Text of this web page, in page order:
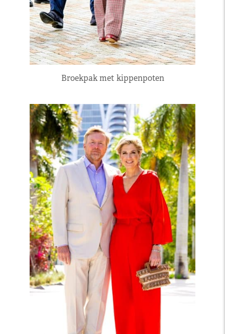
Broekpak met kippenpoten